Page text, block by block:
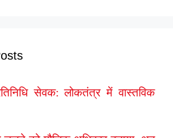
सेवक: लोकतंत्र में वास्तविक